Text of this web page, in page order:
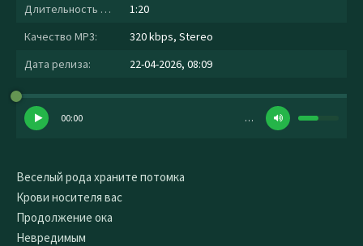
Длительность MP3:
1:20
Качество MP3:
320 kbps, Stereo
Дата релиза:
22-04-2026, 08:09
00:00 …
Веселый рода храните потомка
Крови носителя вас
Продолжение ока
Невредимым